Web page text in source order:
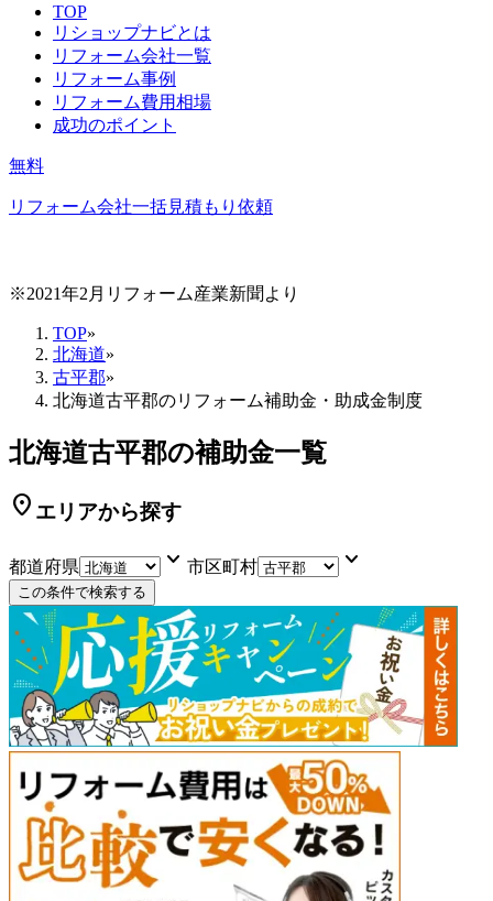
TOP
リショップナビとは
リフォーム会社一覧
リフォーム事例
リフォーム費用相場
成功のポイント
無料
リフォーム会社一括見積もり依頼
※2021年2月リフォーム産業新聞より
TOP»
北海道»
古平郡»
北海道古平郡のリフォーム補助金・助成金制度
北海道古平郡の補助金一覧
location_on エリアから探す
都道府県 keyboard_arrow_down 市区町村 keyboard_arrow_down
この条件で検索する